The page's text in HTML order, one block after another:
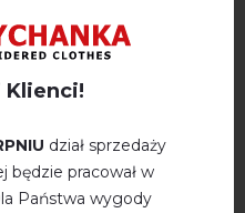
DODATKIEM SZAMPANA)
(nude z dodatkiem
Klienci!
dział sprzedaży
pracował w
Państwa wygody